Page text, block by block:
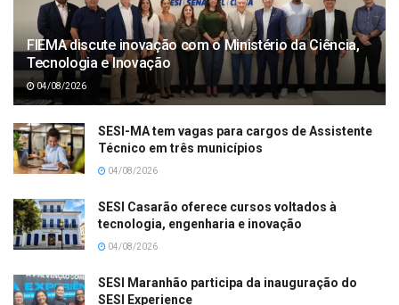
FIEMA discute inovação com o Ministério da Ciência,
Tecnologia e Inovação
04/08/2026
SESI-MA tem vagas para cargos de Assistente
Técnico em três municípios
04/08/2026
SESI Casarão oferece cursos voltados à
tecnologia, engenharia e inovação
04/08/2026
SESI Maranhão participa da inauguração do
SESI Experience